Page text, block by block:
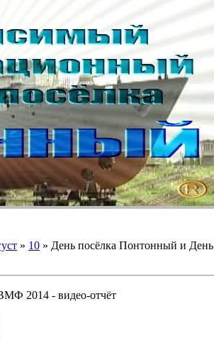
» 10 » День посёлка Понтонный и День
2014 - видео-отчёт